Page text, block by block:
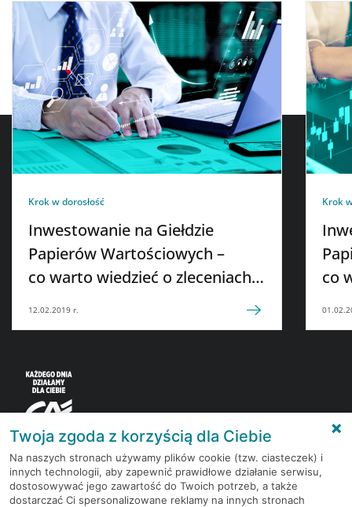
Krok w dorosłość
Inwestowanie na Giełdzie
Papierów Wartościowych –
co warto wiedzieć o zleceniach
12.02.2019 r.
Krok
co
Korzystaj z bezpłatnych materiałów, które
przygotowują eksperci rynku finansowego.
Twoja zgoda z korzyścią dla Ciebie
Na naszych stronach używamy plików cookie (tzw. ciasteczek) i
innych technologii, aby zapewnić prawidłowe działanie serwisu,
dostosowywać jego zawartość do Twoich potrzeb, a także
dostarczać Ci spersonalizowane reklamy na innych stronach